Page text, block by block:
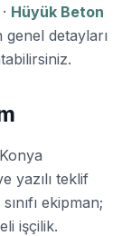
· Hüyük Beton
genel detayları
yazılı teklif
ekipman;
işçilik.